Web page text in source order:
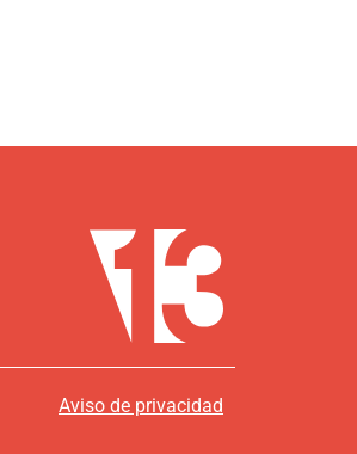
Aviso de privacidad